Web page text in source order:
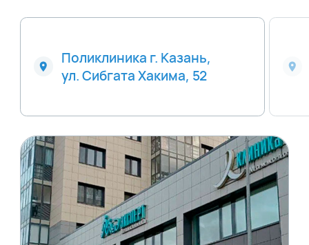
Поликлиника г. Казань,
ул. Сибгата Хакима, 52